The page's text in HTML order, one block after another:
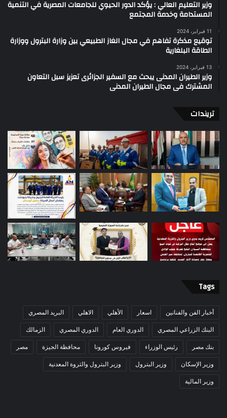
وزير التعليم العالي : يؤكد الدور الحيوي للجامعات المصرية في التنمية
المستدامة وخدمة المجتمع
11 فبراير، 2024
توقيع مذكرة تفاهم في مجال الغاز الطبيعي بين وزارة البترول ووزارة
الطاقة البلغارية
13 فبراير، 2024
وزير الطيران المدنى يبحث مع السفير الجزائرى تعزيز سبل التعاون
المشترك فى مجال الطيران المدنى
تريندات
Tags
أخبار الفن والفنانين اسعار الأهلي الاهلي البريد المصري
البنك الزراعي المصري الدوري العام الدوري المصري الزمالك
بنك مصر رئيس الوزراء فيروس كورونا محافظة الجيزة مصر
وزير الإسكان وزير البترول وزير البترول والثروة المعدنية
وزير المالية